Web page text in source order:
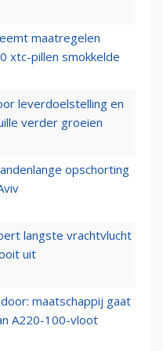
maatregelen
xtc-pillen smokkelde
leverdoelstelling en
verder groeien
opschorting
langste vrachtvlucht
uit
maatschappij gaat
A220-100-vloot